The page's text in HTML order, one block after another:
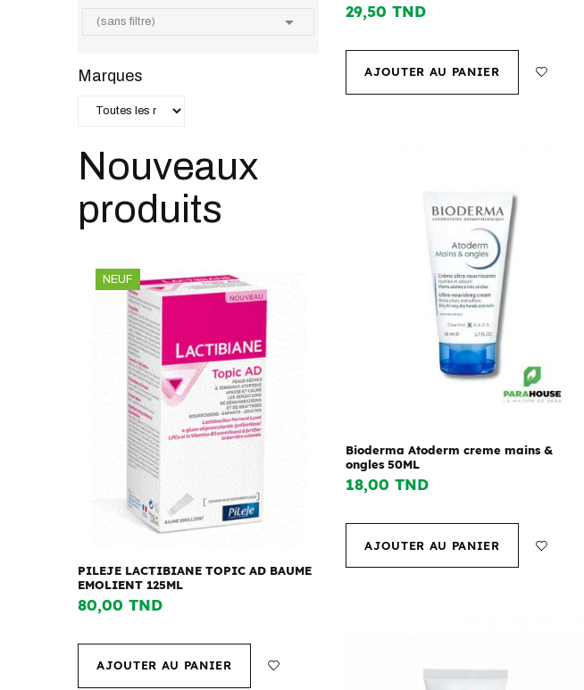
(sans filtre) 
Marques
Nouveaux
produits
NEUF
PILEJE LACTIBIANE TOPIC AD BAUME
EMOLIENT 125ML
80,00 TND
AJOUTER AU PANIER
29,50 TND
AJOUTER AU PANIER
Bioderma Atoderm creme mains &
ongles 50ML
18,00 TND
AJOUTER AU PANIER